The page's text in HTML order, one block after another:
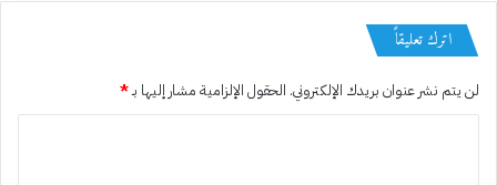
اترك تعليقاً
لن يتم نشر عنوان بريدك الإلكتروني. الحقول الإلزامية مشار إليها بـ*